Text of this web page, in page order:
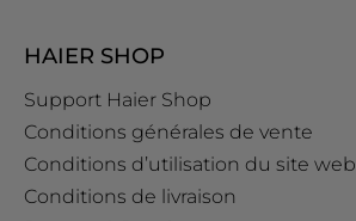
HAIER SHOP
Support Haier Shop
Conditions générales de vente
Conditions d’utilisation du site web
Conditions de livraison